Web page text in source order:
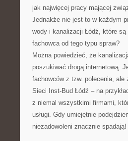
jak najwięcej pracy mającej
Jednakże nie jest to w każdym
wody i kanalizacji Łódź, które
fachowca od tego typu spraw?
Można powiedzieć, że
poszukiwać drogą internetową.
fachowców z tzw. polecenia,
Sieci Inst-Bud Łódź – na
z niemal wszystkimi firmami,
usługi. Gdy umiejętnie
niezadowoleni znacznie spadają!